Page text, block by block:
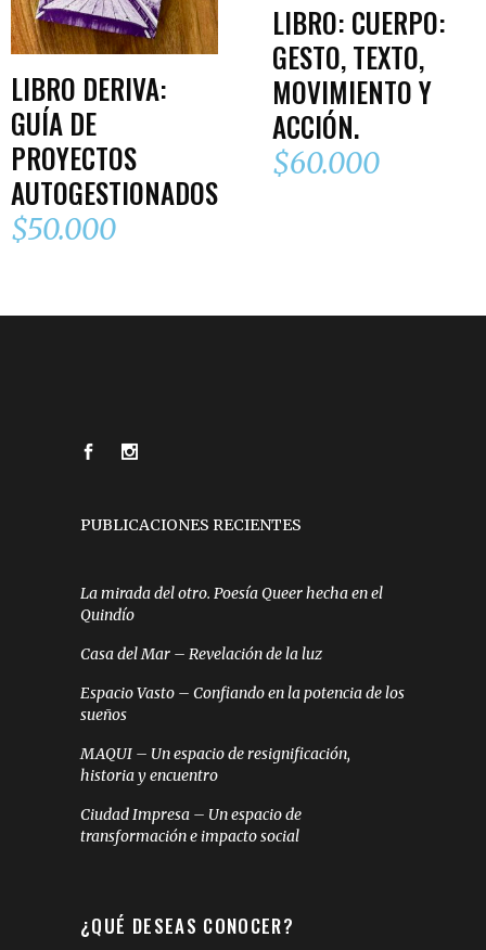
LIBRO DERIVA:
GUÍA DE
PROYECTOS
AUTOGESTIONADOS
$50.000
LIBRO: CUERPO:
GESTO, TEXTO,
MOVIMIENTO Y
ACCIÓN.
$60.000
PUBLICACIONES RECIENTES
La mirada del otro. Poesía Queer hecha en el
Quindío
Casa del Mar – Revelación de la luz
Espacio Vasto – Confiando en la potencia de los
sueños
MAQUI – Un espacio de resignificación,
historia y encuentro
Ciudad Impresa – Un espacio de
transformación e impacto social
¿QUÉ DESEAS CONOCER?